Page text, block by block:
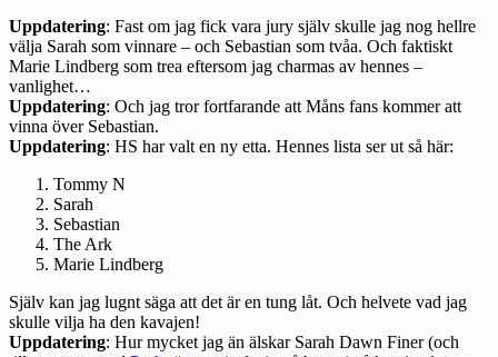
Uppdatering: Fast om jag fick vara jury själv skulle jag nog hellre
välja Sarah som vinnare – och Sebastian som tvåa. Och faktiskt
Marie Lindberg som trea eftersom jag charmas av hennes –
vanlighet…
Uppdatering: Och jag tror fortfarande att Måns fans kommer att
vinna över Sebastian.
Uppdatering: HS har valt en ny etta. Hennes lista ser ut så här:
Tommy N
Sarah
Sebastian
The Ark
Marie Lindberg
Själv kan jag lugnt säga att det är en tung låt. Och helvete vad jag
skulle vilja ha den kavajen!
Uppdatering: Hur mycket jag än älskar Sarah Dawn Finer (och